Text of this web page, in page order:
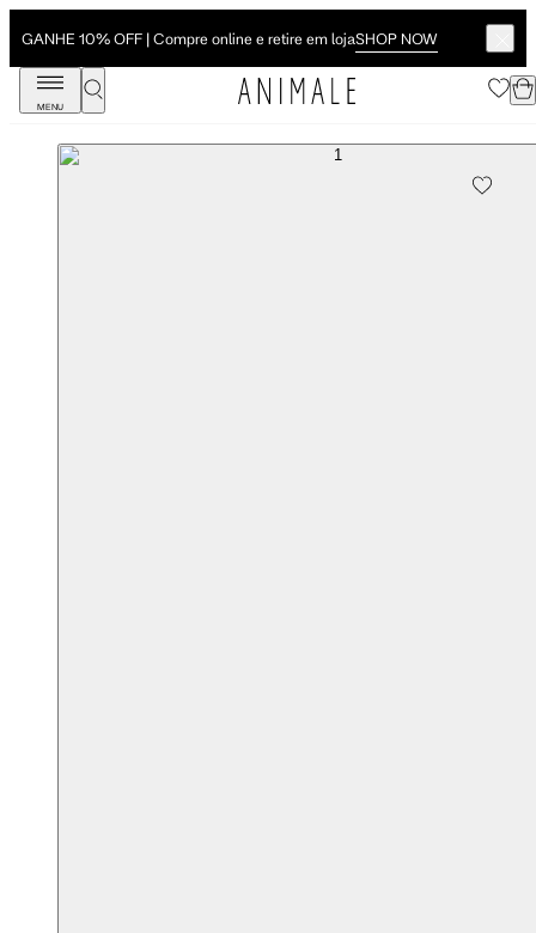
GANHE 10% OFF | Compre online e retire em lojaSHOP NOW
MENU